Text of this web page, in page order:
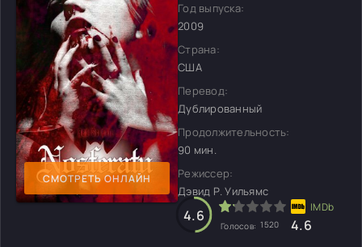
СМОТРЕТЬ ОНЛАЙН
Год выпуска:
2009
Страна:
США
Перевод:
Дублированный
Продолжительность:
90 мин.
Режиссер:
Дэвид Р. Уильямс
4.6
Голосов: 1520 4.6